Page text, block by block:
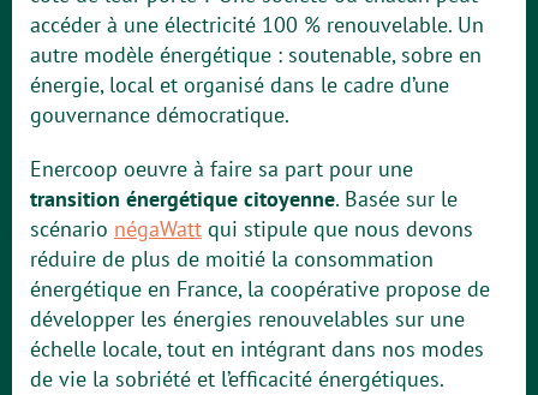
accéder à une électricité 100 % renouvelable. Un
autre modèle énergétique : soutenable, sobre en
énergie, local et organisé dans le cadre d’une
gouvernance démocratique.
Enercoop oeuvre à faire sa part pour une
transition énergétique citoyenne. Basée sur le
scénario négaWatt qui stipule que nous devons
réduire de plus de moitié la consommation
énergétique en France, la coopérative propose de
développer les énergies renouvelables sur une
échelle locale, tout en intégrant dans nos modes
de vie la sobriété et l’efficacité énergétiques.